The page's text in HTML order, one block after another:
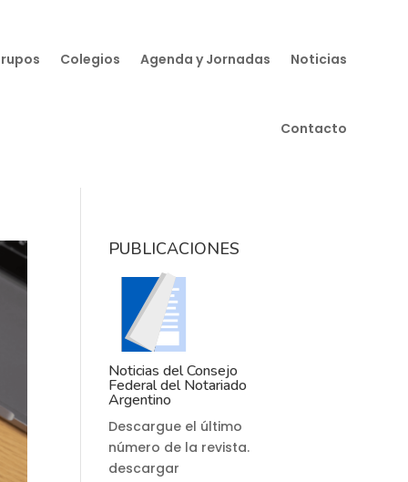
Colegios Agenda y Jornadas Noticias
Contacto
PUBLICACIONES
Noticias del Consejo
Federal del Notariado
Argentino
Descargue el último
número de la revista.
descargar